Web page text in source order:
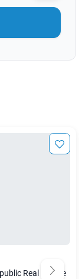
Real Nature